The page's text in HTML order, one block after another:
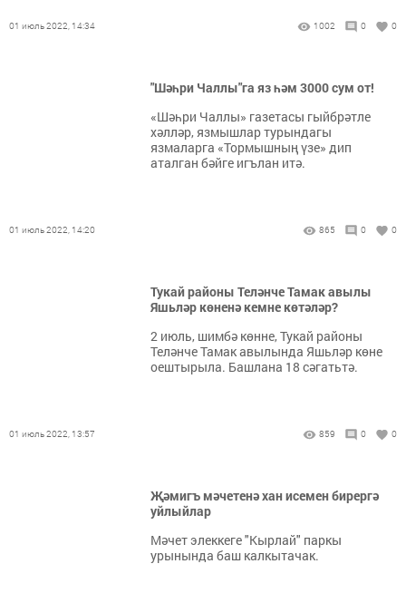
01 июль 2022, 14:34 1002 0 0
"Шәһри Чаллы"га яз һәм 3000 сум от!
«Шәһри Чаллы» газетасы гыйбрәтле
хәлләр, язмышлар турындагы
язмаларга «Тормышның үзе» дип
аталган бәйге игълан итә.
01 июль 2022, 14:20 865 0 0
Тукай районы Теләнче Тамак авылы
Яшьләр көненә кемне көтәләр?
2 июль, шимбә көнне, Тукай районы
Теләнче Тамак авылында Яшьләр көне
оештырыла. Башлана 18 сәгатьтә.
01 июль 2022, 13:57 859 0 0
Җәмигъ мәчетенә хан исемен бирергә
уйлыйлар
Мәчет элеккеге "Кырлай" паркы
урынында баш калкытачак.